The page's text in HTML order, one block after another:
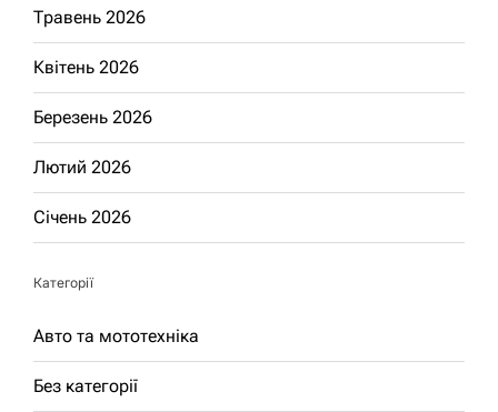
Травень 2026
Квітень 2026
Березень 2026
Лютий 2026
Січень 2026
Категорії
Авто та мототехніка
Без категорії